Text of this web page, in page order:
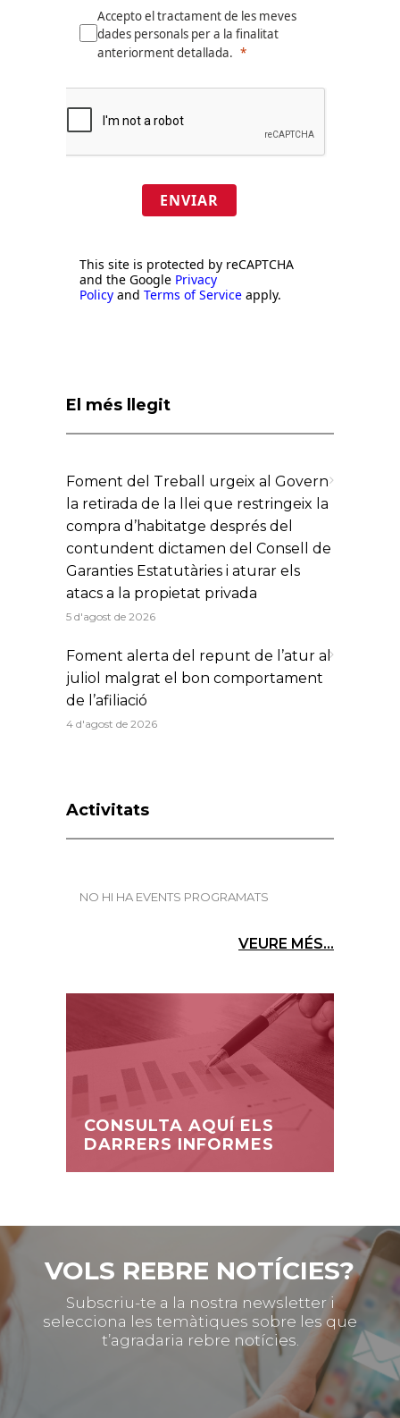
Accepto el tractament de les meves
dades personals per a la finalitat
anteriorment detallada.
ENVIAR
This site is protected by reCAPTCHA
and the Google Privacy
Policy and Terms of Service apply.
El més llegit
Foment del Treball urgeix al Govern
la retirada de la llei que restringeix la
compra d’habitatge després del
contundent dictamen del Consell de
Garanties Estatutàries i aturar els
atacs a la propietat privada
5 d'agost de 2026
Foment alerta del repunt de l’atur al
juliol malgrat el bon comportament
de l’afiliació
4 d'agost de 2026
Activitats
NO HI HA EVENTS PROGRAMATS
VEURE MÉS...
CONSULTA AQUÍ ELS
DARRERS INFORMES
VOLS REBRE NOTÍCIES?
Subscriu-te a la nostra newsletter i
selecciona les temàtiques sobre les que
t’agradaria rebre notícies.